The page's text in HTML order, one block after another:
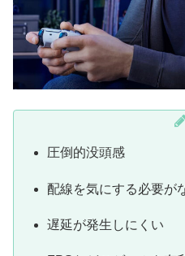
圧倒的没頭感
配線を気にする必要が
遅延が発生しにくい